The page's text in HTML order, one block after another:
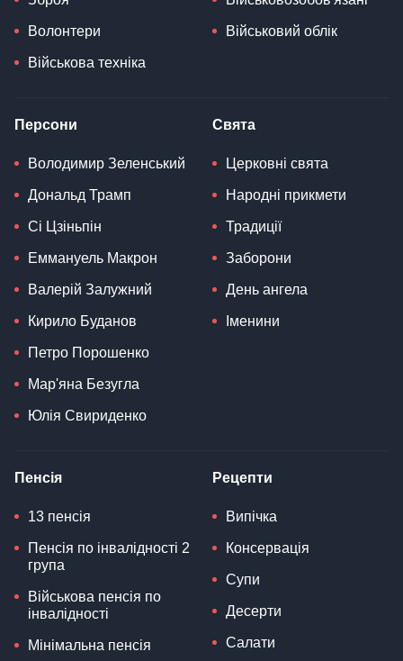
Волонтери
Військова техніка
Військовий облік
Персони
Володимир Зеленський
Дональд Трамп
Сі Цзіньпін
Еммануель Макрон
Валерій Залужний
Кирило Буданов
Петро Порошенко
Мар'яна Безугла
Юлія Свириденко
Свята
Церковні свята
Народні прикмети
Традиції
Заборони
День ангела
Іменини
Пенсія
13 пенсія
Пенсія по інвалідності 2
група
Військова пенсія по
інвалідності
Мінімальна пенсія
Рецепти
Випічка
Консервація
Супи
Десерти
Салати